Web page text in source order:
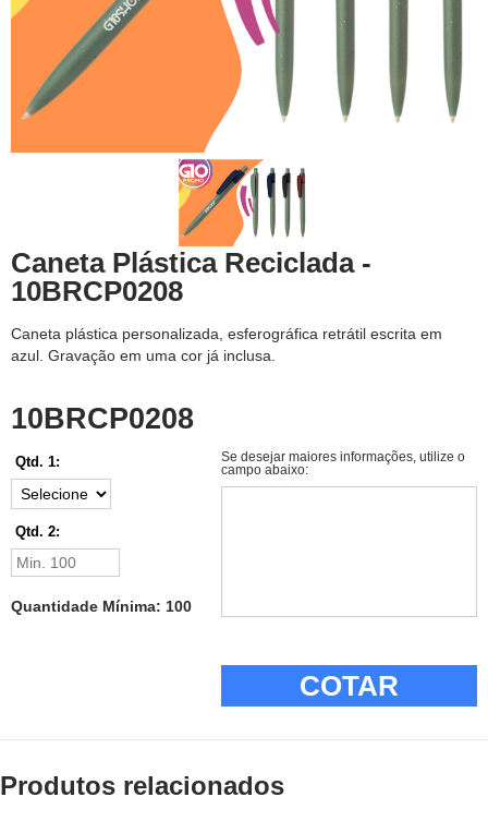
Caneta Plástica Reciclada -
10BRCP0208
Caneta plástica personalizada, esferográfica retrátil escrita em
azul. Gravação em uma cor já inclusa.
10BRCP0208
Qtd. 1:
Qtd. 2:
Quantidade Mínima: 100
Se desejar maiores informações, utilize o
campo abaixo:
COTAR
Produtos relacionados